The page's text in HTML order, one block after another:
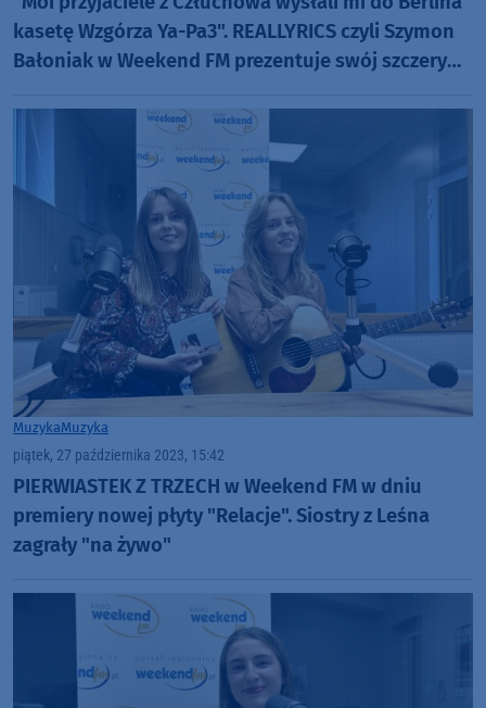
kasetę Wzgórza Ya-Pa3". REALLYRICS czyli Szymon
Bałoniak w Weekend FM prezentuje swój szczery
MuzykaMuzyka
piątek, 27 października 2023, 15:42
PIERWIASTEK Z TRZECH w Weekend FM w dniu
premiery nowej płyty "Relacje". Siostry z Leśna
zagrały "na żywo"